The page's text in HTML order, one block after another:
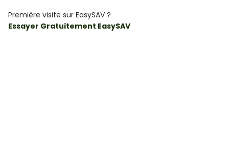
Première visite sur EasySAV ?
Essayer Gratuitement EasySAV